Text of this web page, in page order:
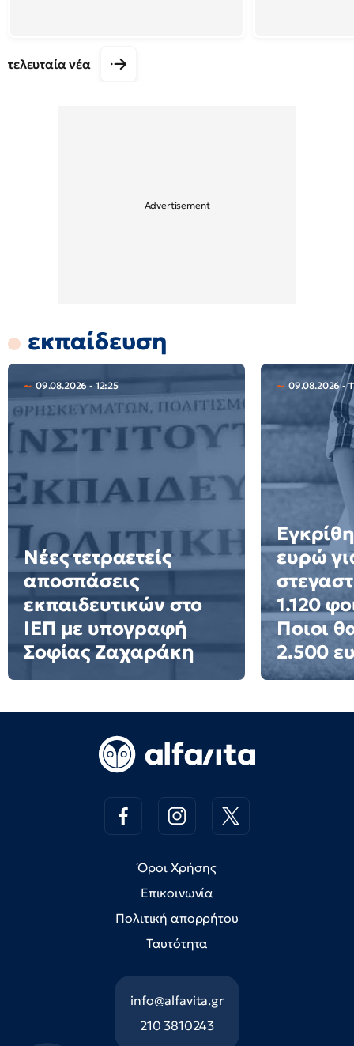
τελευταία νέα
εκπαίδευση
09.08.2026 - 12:25
Νέες τετραετείς
αποσπάσεις
εκπαιδευτικών στο
ΙΕΠ με υπογραφή
Σοφίας Ζαχαράκη
09.08.2026 -
ευρώ
1.120
Ποιοι
2.500
Όροι Χρήσης
Επικοινωνία
Πολιτική απορρήτου
Ταυτότητα
info@alfavita.gr
210 3810243